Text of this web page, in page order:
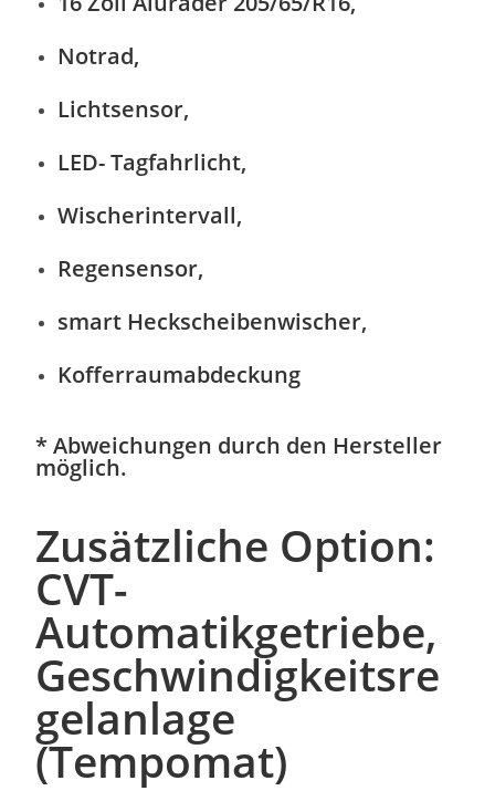
Notrad,
Lichtsensor,
LED- Tagfahrlicht,
Wischerintervall,
Regensensor,
smart Heckscheibenwischer,
Kofferraumabdeckung
* Abweichungen durch den Hersteller
möglich.
Zusätzliche Option:
CVT-
Automatikgetriebe,
Geschwindigkeitsre
gelanlage
(Tempomat)